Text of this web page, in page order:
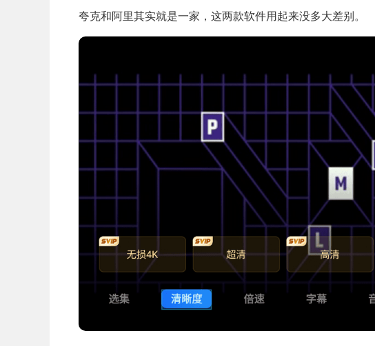
夸克和阿里其实就是一家，这两款软件用起来没多大差别。